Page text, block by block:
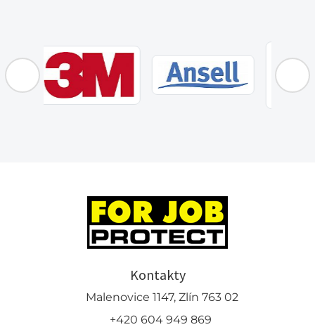
Kontakty
Malenovice 1147, Zlín 763 02
+420 604 949 869